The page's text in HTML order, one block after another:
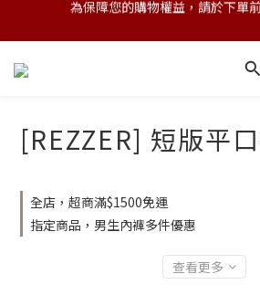
[REZZER] 短版平
全店，超商滿$1500免運
指定商品，男生內褲多件優惠
查看更多